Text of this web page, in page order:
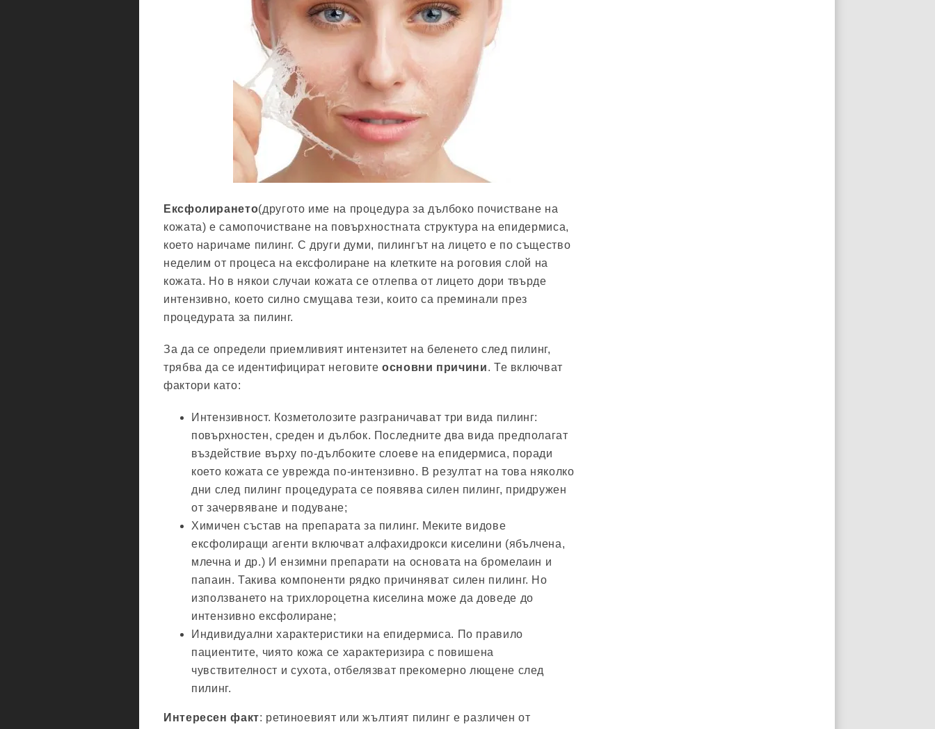
Ексфолирането(другото име на процедура за дълбоко почистване на
кожата) е самопочистване на повърхностната структура на епидермиса,
което наричаме пилинг. С други думи, пилингът на лицето е по същество
неделим от процеса на ексфолиране на клетките на роговия слой на
кожата. Но в някои случаи кожата се отлепва от лицето дори твърде
интензивно, което силно смущава тези, които са преминали през
процедурата за пилинг.
За да се определи приемливият интензитет на беленето след пилинг,
трябва да се идентифицират неговитеосновни причини. Те включват
фактори като:
Интензивност. Козметолозите разграничават три вида пилинг:
повърхностен, среден и дълбок. Последните два вида предполагат
въздействие върху по-дълбоките слоеве на епидермиса, поради
което кожата се уврежда по-интензивно. В резултат на това няколко
дни след пилинг процедурата се появява силен пилинг, придружен
от зачервяване и подуване;
Химичен състав на препарата за пилинг. Меките видове
ексфолиращи агенти включват алфахидрокси киселини (ябълчена,
млечна и др.) И ензимни препарати на основата на бромелаин и
папаин. Такива компоненти рядко причиняват силен пилинг. Но
използването на трихлороцетна киселина може да доведе до
интензивно ексфолиране;
Индивидуални характеристики на епидермиса. По правило
пациентите, чиято кожа се характеризира с повишена
чувствителност и сухота, отбелязват прекомерно лющене след
пилинг.
Интересен факт: ретиноевият или жълтият пилинг е различен от